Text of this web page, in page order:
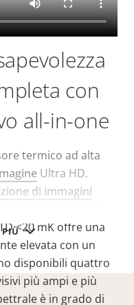
con
all-in-one
termico ad alta
Ultra HD.
di immagini
<20 mK offre una
elevata con un
disponibili quattro
più ampi e più
è in grado di